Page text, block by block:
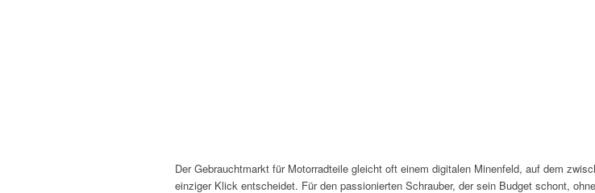
Der Gebrauchtmarkt für Motorradteile gleicht oft einem digitalen Minenfeld, auf dem
einziger Klick entscheidet. Für den passionierten Schrauber, der sein Budget schont,